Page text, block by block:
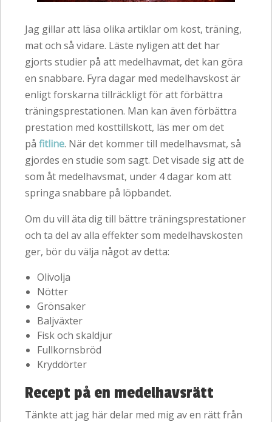
Jag gillar att läsa olika artiklar om kost, träning,
mat och så vidare. Läste nyligen att det har
gjorts studier på att medelhavmat, det kan göra
en snabbare. Fyra dagar med medelhavskost är
enligt forskarna tillräckligt för att förbättra
träningsprestationen. Man kan även förbättra
prestation med kosttillskott, läs mer om det
på fitline. När det kommer till medelhavsmat, så
gjordes en studie som sagt. Det visade sig att de
som åt medelhavsmat, under 4 dagar kom att
springa snabbare på löpbandet.
Om du vill äta dig till bättre träningsprestationer
och ta del av alla effekter som medelhavskosten
ger, bör du välja något av detta:
Olivolja
Nötter
Grönsaker
Baljväxter
Fisk och skaldjur
Fullkornsbröd
Kryddörter
Recept på en medelhavsrätt
Tänkte att jag här delar med mig av en rätt från